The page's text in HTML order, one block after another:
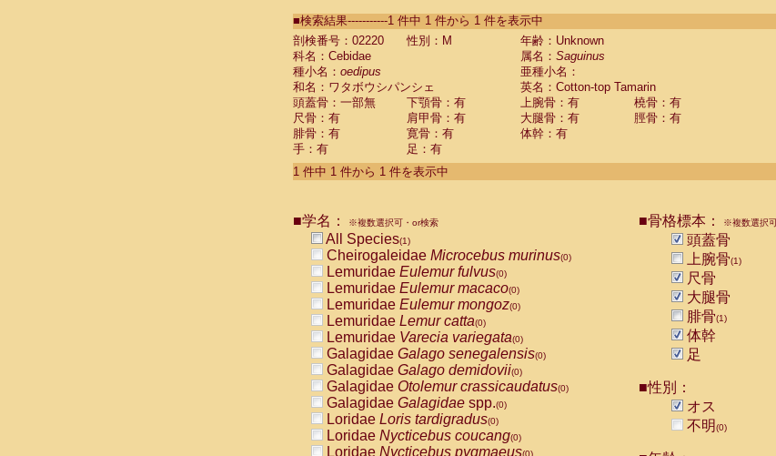
CebidaeSaguinus labiatus(0)
Cebidae Saguinus leucopus (0)
Cebidae
Cebidae
CebidaeSaguinus nigricollis (0)
Cebidae Saguinus oedipus
Cebidae Saguinus weddelli
Cebidae Saguinusspp.
Cebidae Aotus trivirgatus
Cebidae Cebus albifrons
CebidaeCebus nigrivittatus
CebidaeCebus
CebidaeSaimiri boliviensis(0)
CebidaeSaimiri sciureus(0)
AtelidaeAlouatta caraya(0)
AtelidaeAlouatta fusca(0)
AtelidaeAlouatta seniculus
AtelidaeAlouattaspp.(0)
AtelidaeAteles belzebuth(0)
AtelidaeAteles geoffroyi(0)
AtelidaeAteles paniscus(0)
AtelidaeAtelesspp.(0)
Atelidae Lagothrix lagothricha
AtelidaeLagothrix lagothricha cana
PitheciidaeCacajao calvus rubicundus
■検索結果-----------1 件中 1 件から 1 件を表示中
剖検番号：02220
性別：M
年齢：Unknown
科名：Cebidae
属名： Saguinus
種小名： oedipus
亜種小名：
和名：ワタボウシパンシェ
英名：Cotton-top Tamarin
頭蓋骨：一部無
下顎骨：有 上腕骨：有
橈骨：有
尺骨：有
肩甲骨：有 大腿骨：有
脛骨：有
腓骨：有
寛骨：有
体幹：有
手：有
足：有
1 件中 1 件から 1 件を表示中
■学名： ※複数選択可・or検索
All Species(1)
Cheirogaleidae Microcebus murinus(0)
Lemuridae Eulemur fulvus(0)
Lemuridae Eulemur macaco(0)
Lemuridae Eulemur mongoz(0)
Lemuridae Lemur catta(0)
Lemuridae Varecia variegata(0)
Galagidae Galago senegalensis(0)
Galagidae Galago demidovii(0)
Galagidae Otolemur crassicaudatus(0)
Galagidae Galagidae spp.(0)
Loridae Loris tardigradus(0)
Loridae Nycticebus coucang(0)
Loridae Nycticebus pygmaeus(0)
■骨格標本： ※複数選択
頭蓋骨
上腕骨(1)
尺骨
大腿骨
腓骨(1)
体幹
足
■性別：
オス
不明(0)